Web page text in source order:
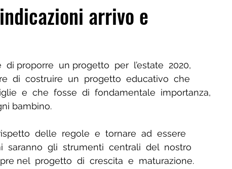
arrivo e
proporre  un progetto  per  l’estate  2020,
di  costruire  un  progetto  educativo  che
e  che  fosse  di  fondamentale  importanza,
bambino.
delle  regole  e  tornare  ad  essere
saranno  gli  strumenti  centrali  del  nostro
nel  progetto  di  crescita  e  maturazione.